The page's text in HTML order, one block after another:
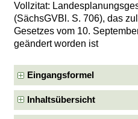
Vollzitat:
(SächsGVBl. S. 706), das
Gesetzes vom 10.
geändert worden ist
Eingangsformel
Inhaltsübersicht